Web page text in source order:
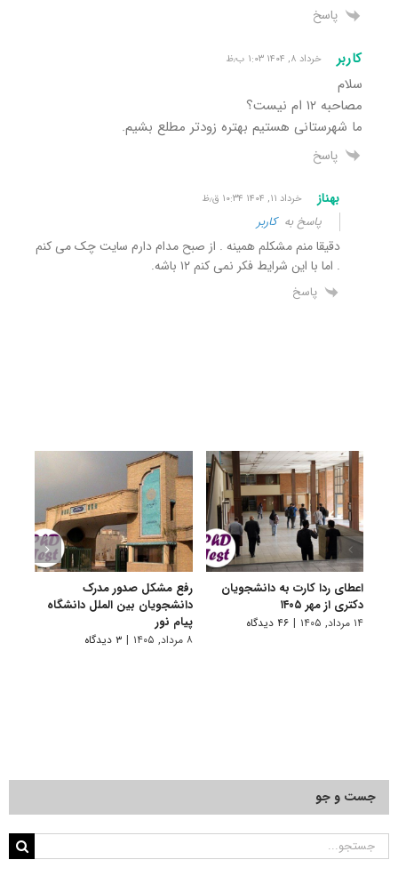
پاسخ
کاربر خرداد ۸, ۱۴۰۴ ۱:۰۳ ب٫ظ
سلام
مصاحبه ۱۲ ام نیست؟
ما شهرستانی هستیم بهتره زودتر مطلع بشیم.
پاسخ
بهناز خرداد ۱۱, ۱۴۰۴ ۱۰:۳۴ ق٫ظ
پاسخ بهکاربر
دقیقا منم مشکلم همینه . از صبح مدام دارم سایت چک می کنم
. اما با این شرایط فکر نمی کنم ۱۲ باشه.
پاسخ
اعطای ردا کارت به دانشجویان
دکتری از مهر ۱۴۰۵
۱۴ مرداد, ۱۴۰۵ | ۴۶ دیدگاه
رفع مشکل صدور مدرک
دانشجویان بین الملل دانشگاه
پیام نور
۸ مرداد, ۱۴۰۵ | ۳ دیدگاه
جست و جو
جستجو